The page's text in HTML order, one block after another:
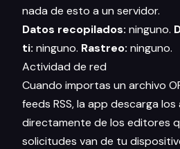
nada de esto a un servidor.
Datos recopilados: ninguno.
ti: ninguno. Rastreo: ninguno.
Actividad de red
Cuando importas un archivo
feeds RSS, la app descarga
directamente de los editores
solicitudes van de tu